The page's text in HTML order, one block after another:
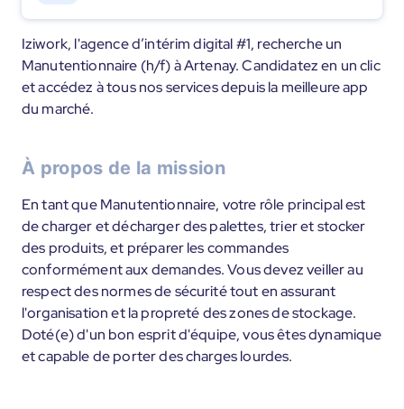
Iziwork, l'agence d’intérim digital #1, recherche un
Manutentionnaire (h/f) à Artenay. Candidatez en un clic
et accédez à tous nos services depuis la meilleure app
du marché.
À propos de la mission
En tant que Manutentionnaire, votre rôle principal est
de charger et décharger des palettes, trier et stocker
des produits, et préparer les commandes
conformément aux demandes. Vous devez veiller au
respect des normes de sécurité tout en assurant
l'organisation et la propreté des zones de stockage.
Doté(e) d'un bon esprit d'équipe, vous êtes dynamique
et capable de porter des charges lourdes.